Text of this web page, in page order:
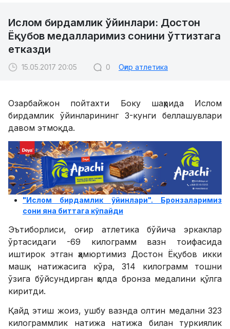
Ислом бирдамлик ўйинлари: Достон
Ёқубов медалларимиз сонини ўттизтага
етказди
15.05.2017 20:05 0 Оғир атлетика
Озарбайжон пойтахти Боку шаҳрида Ислом
бирдамлик ўйинларининг 3-кунги беллашувлари
давом этмоқда.
"Ислом бирдамлик ўйинлари". Бронзаларимиз
сони яна биттага кўпайди
Эътиборлиси, оғир атлетика бўйича эркаклар
ўртасидаги -69 килограмм вазн тоифасида
иштирок этган ҳамюртимиз Достон Ёқубов икки
машқ натижасига кўра, 314 килограмм тошни
ўзига бўйсундирган ҳолда бронза медалини қўлга
киритди.
Қайд этиш жоиз, ушбу вазнда олтин медални 323
килограммлик натижа натижа билан туркиялик